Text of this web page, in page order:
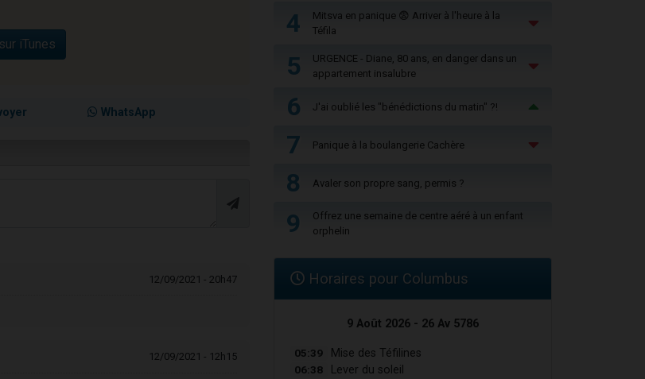
iTunes
WhatsApp
12/09/2021 - 20h47
12/09/2021 - 12h15
4
Mitsva en panique 😨 Arriver à l'heure à la
Téfila
5
URGENCE - Diane, 80 ans, en danger dans un
appartement insalubre
6 J'ai oublié les "bénédictions du matin" ?!
7 Panique à la boulangerie Cachère
8 Avaler son propre sang, permis ?
9
Offrez une semaine de centre aéré à un enfant
orphelin
Horaires pour Columbus
9 Août 2026 - 26 Av 5786
05:39 Mise des Téfilines
06:38 Lever du soleil